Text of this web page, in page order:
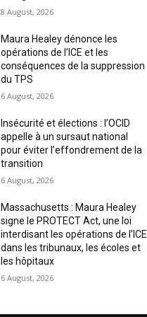
8 August, 2026
Maura Healey dénonce les
opérations de l’ICE et les
conséquences de la suppression
du TPS
6 August, 2026
Insécurité et élections : l’OCID
appelle à un sursaut national
pour éviter l’effondrement de la
transition
6 August, 2026
Massachusetts : Maura Healey
signe le PROTECT Act, une loi
interdisant les opérations de l’ICE
dans les tribunaux, les écoles et
les hôpitaux
6 August, 2026